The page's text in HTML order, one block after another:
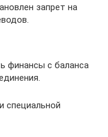
запрет на
финансы с баланса
специальной